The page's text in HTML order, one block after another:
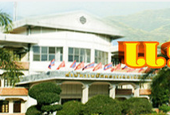
PROVINCE